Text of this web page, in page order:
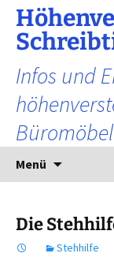
Zum
Inhalt
springen
Infos und
Büromöbel
Menü
Die
Stehhilfe